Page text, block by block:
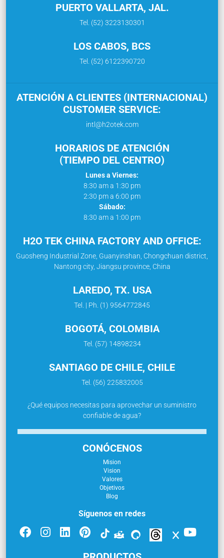
PUERTO VALLARTA, JAL.
Tel. (52) 3223130301
LOS CABOS, BCS
Tel. (52) 6122390720
ATENCIÓN A CLIENTES (INTERNACIONAL)
CUSTOMER SERVICE:
intl@h2otek.com
HORARIOS DE ATENCIÓN
(TIEMPO DEL CENTRO)
Lunes a Viernes:
8:30 am a 1:30 pm
2:30 pm a 6:00 pm
Sábado:
8:30 am a 1:00 pm
H2O TEK CHINA FACTORY AND OFFICE:
Guosheng Industrial Zone, Guanyinshan, Chongchuan district,
Nantong city, Jiangsu province, China
LAREDO, TX. USA
Tel. | Ph. (1) 9564772845
BOGOTÁ, COLOMBIA
Tel. (57) 14898234
SANTIAGO DE CHILE, CHILE
Tel. (56) 225832005
¿Qué equipos necesitas para aprovechar un suministro
confiable de agua?
CONÓCENOS
Mision
Vision
Valores
Objetivos
Blog
Síguenos en redes